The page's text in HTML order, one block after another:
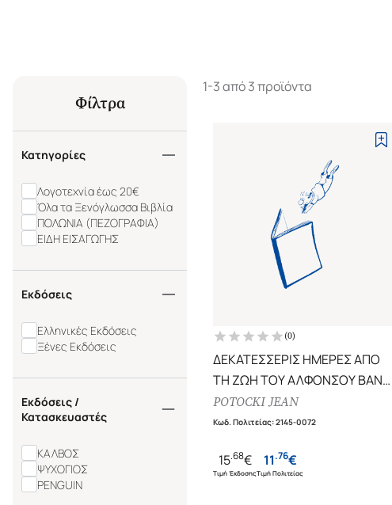
Φίλτρα
Κατηγορίες
Λογοτεχνία έως 20€
Όλα τα Ξενόγλωσσα Βιβλία
ΠΟΛΩΝΙΑ (ΠΕΖΟΓΡΑΦΙΑ)
ΕΙΔΗ ΕΙΣΑΓΩΓΗΣ
Εκδόσεις
Ελληνικές Εκδόσεις
Ξένες Εκδόσεις
Εκδόσεις /
Κατασκευαστές
ΚΑΛΒΟΣ
ΨΥΧΟΓΙΟΣ
PENGUIN
1-3 από 3 προϊόντα
(0)
ΔΕΚΑΤΕΣΣΕΡΙΣ ΗΜΕΡΕΣ ΑΠΟ
ΤΗ ΖΩΗ ΤΟΥ ΑΛΦΟΝΣΟΥ ΒΑΝ
ΒΟΡΝΤΕΝ
POTOCKI JEAN
Κωδ. Πολιτείας:2145-0072
15.68€
Τιμή Έκδοσης
11.76€
Τιμή Πολιτείας